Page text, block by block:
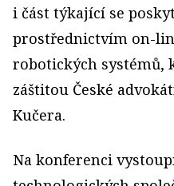
i část týkající se
prostřednictvím on-
robotických systémů,
záštitou České
Kučera.
Na konferenci